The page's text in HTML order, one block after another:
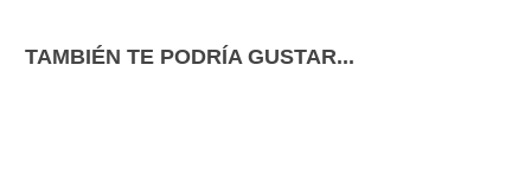
TAMBIÉN TE PODRÍA GUSTAR...